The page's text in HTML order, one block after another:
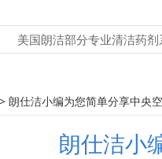
美国朗洁部分专业清洁药剂
您简单
> 朗仕洁小编为您简单分享中央
朗仕洁小